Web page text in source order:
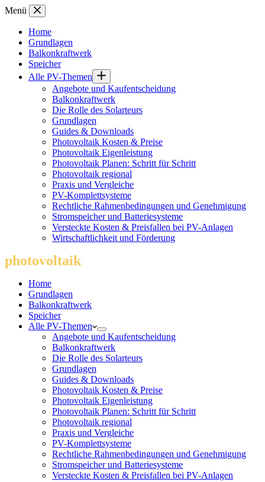
Zum
springen
Menü
Home
Grundlagen
Balkonkraftwerk
Speicher
Alle PV-Themen
Angebote und Kaufentscheidung
Balkonkraftwerk
Die Rolle des Solarteurs
Grundlagen
Guides & Downloads
Photovoltaik Kosten & Preise
Photovoltaik Eigenleistung
Photovoltaik Planen: Schritt für Schritt
Photovoltaik regional
Praxis und Vergleiche
PV-Komplettsysteme
Rechtliche Rahmenbedingungen und Genehmigung
Stromspeicher und Batteriesysteme
Versteckte Kosten & Preisfallen bei PV-Anlagen
Wirtschaftlichkeit und Förderung
photovoltaik
Home
Grundlagen
Balkonkraftwerk
Speicher
Alle PV-Themen
Angebote und Kaufentscheidung
Balkonkraftwerk
Die Rolle des Solarteurs
Grundlagen
Guides & Downloads
Photovoltaik Kosten & Preise
Photovoltaik Eigenleistung
Photovoltaik Planen: Schritt für Schritt
Photovoltaik regional
Praxis und Vergleiche
PV-Komplettsysteme
Rechtliche Rahmenbedingungen und Genehmigung
Stromspeicher und Batteriesysteme
Versteckte Kosten & Preisfallen bei PV-Anlagen